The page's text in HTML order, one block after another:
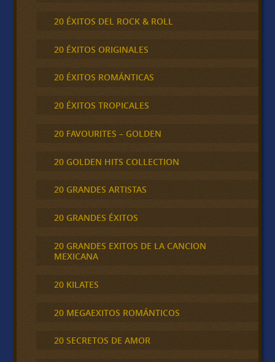
20 ÉXITOS DEL ROCK & ROLL
20 ÉXITOS ORIGINALES
20 ÉXITOS ROMÁNTICAS
20 ÉXITOS TROPICALES
20 FAVOURITES – GOLDEN
20 GOLDEN HITS COLLECTION
20 GRANDES ARTISTAS
20 GRANDES ÉXITOS
20 GRANDES EXITOS DE LA CANCION
MEXICANA
20 KILATES
20 MEGAEXITOS ROMÁNTICOS
20 SECRETOS DE AMOR